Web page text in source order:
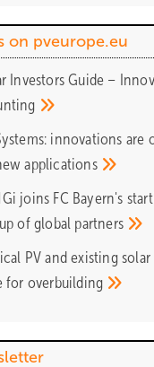
on pveurope.eu
Investors Guide –
innovations are
applications
joins FC Bayern's
of global partners
PV and existing solar
for overbuilding